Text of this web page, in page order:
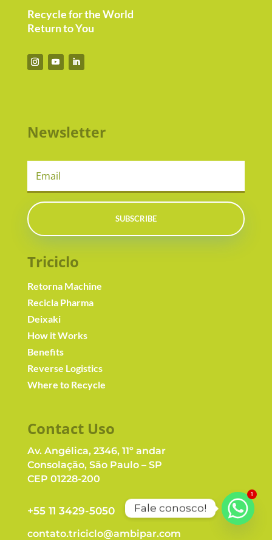
Recycle for the World
Return to You
Newsletter
SUBSCRIBE
Triciclo
Retorna Machine
Recicla Pharma
Deixaki
How it Works
Benefits
Reverse Logistics
Where to Recycle
Contact Uso
Av. Angélica, 2346, 11º andar
Consolação, São Paulo – SP
CEP 01228-200
+55 11 3429-5050
contato.triciclo@ambipar.com
1
Fale conosco!